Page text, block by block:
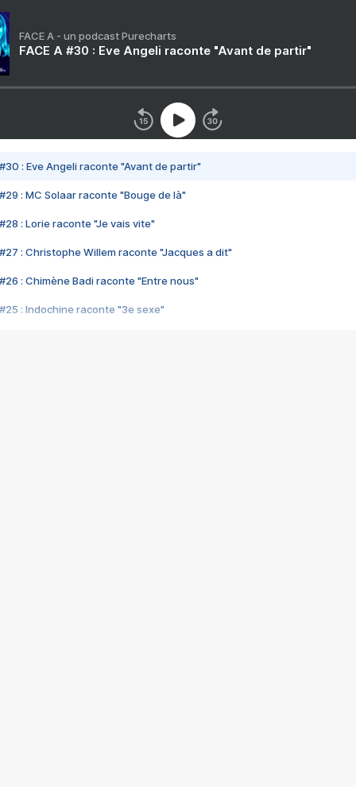
FACE A - un podcast Purecharts
FACE A #30 : Eve Angeli raconte "Avant de partir"
#30 : Eve Angeli raconte "Avant de partir"
#29 : MC Solaar raconte "Bouge de là"
#28 : Lorie raconte "Je vais vite"
#27 : Christophe Willem raconte "Jacques a dit"
#26 : Chimène Badi raconte "Entre nous"
#25 : Indochine raconte "3e sexe"